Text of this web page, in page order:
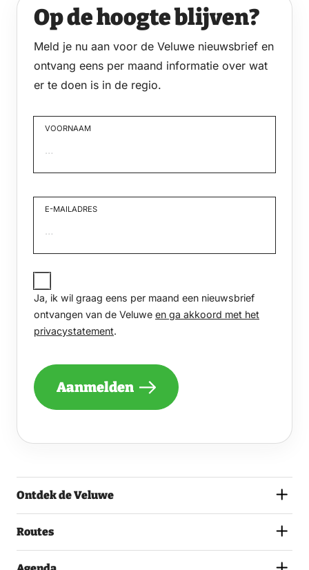
20 augustus 2026
14.00 – 15.00
Op de hoogte blijven?
Meld je nu aan voor de Veluwe nieuwsbrief en
ontvang eens per maand informatie over wat
er te doen is in de regio.
VOORNAAM
E-MAILADRES
JA,
IK
WIL
GRAAG
PER
EEN
ONTVANGEN
EN
HET
Ja, ik wil graag eens per maand een nieuwsbrief
ontvangen van de Veluwe en ga akkoord met het
privacystatement.
Aanmelden
Ontdek de Veluwe
Routes